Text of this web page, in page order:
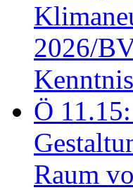
2026/
Ö
Raum